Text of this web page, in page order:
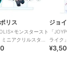
リス
モンスタースト
ニアクリルスタン
ジョ
「
ライク
ド 三途